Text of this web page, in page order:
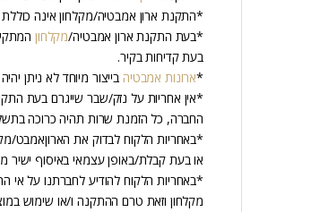
*התקנת ארון אמבטיה/מקלחון אינה כוללת
*בעת התקנת ארון אמבטיה/מקלחון
בעת קדיחות בקיר.
*ארונות אמבטיה בייצור מיוחד לא ניתן
*אין אחריות על נזק/שבר שייגרם בעת
החברה, כל הזמנת שרות תהיה כרוכה
*באחריות הלקוח לבדוק את הארוןאמבט/
או בעת קבלת/באופן עצמאי באיסוף ישיר
*באחריות הלקוח להודיע לחברתנו על
מקלחון וזאת טרם ההתקנה ו/או שימוש במוצר במהלך 24 שעות